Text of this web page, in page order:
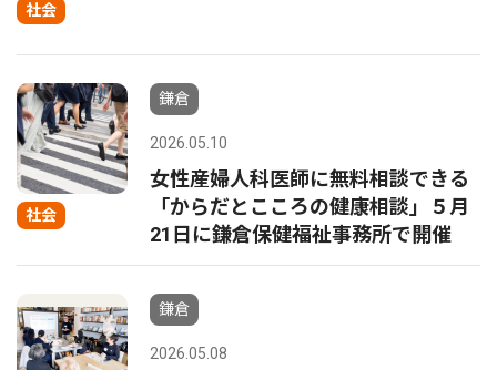
社会
社会
鎌倉
2026.05.10
女性産婦人科医師に無料相談できる
「からだとこころの健康相談」５月
21日に鎌倉保健福祉事務所で開催
鎌倉
2026.05.08